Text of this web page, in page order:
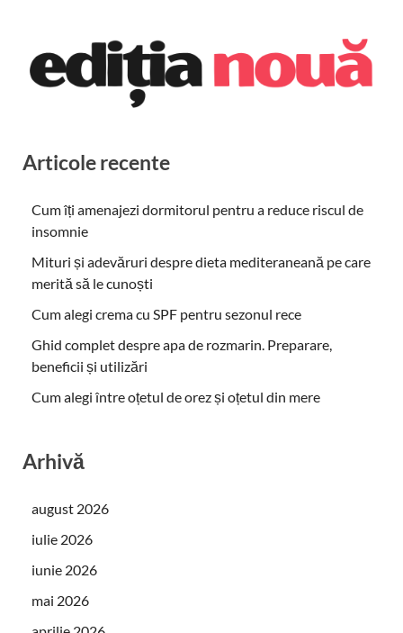
Articole recente
Cum îți amenajezi dormitorul pentru a reduce riscul de
insomnie
Mituri și adevăruri despre dieta mediteraneană pe care
merită să le cunoști
Cum alegi crema cu SPF pentru sezonul rece
Ghid complet despre apa de rozmarin. Preparare,
beneficii și utilizări
Cum alegi între oțetul de orez și oțetul din mere
Arhivă
august 2026
iulie 2026
iunie 2026
mai 2026